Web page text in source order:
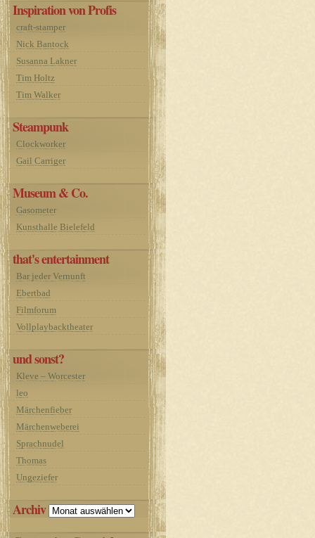
Inspiration von Profis
craft-stamper
Nick Bantock
Susanna Lakner
Tim Holtz
Tim Walker
Steampunk
Clockworker
Gail Carriger
Museum & Co.
Gasometer
Kunsthalle Bielefeld
that's entertainment
Bar jeder Vernunft
Ebertbad
Filmforum
Vollplaybacktheater
und sonst?
Kleve – Worcester
leo
Märchenfieber
Märchenweberei
Sprachnudel
Thomas
Ungeziefer
ArchivArchiv